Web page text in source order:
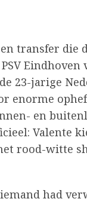
transfer
23-jarige
enorme
en
Valente
rood-witte
had